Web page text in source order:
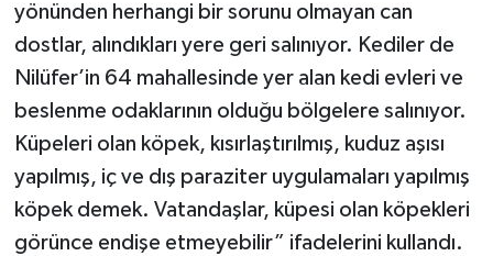
yönünden herhangi bir sorunu olmayan can
dostlar, alındıkları yere geri salınıyor. Kediler de
Nilüfer’in 64 mahallesinde yer alan kedi evleri ve
beslenme odaklarının olduğu bölgelere salınıyor.
Küpeleri olan köpek, kısırlaştırılmış, kuduz aşısı
yapılmış, iç ve dış paraziter uygulamaları yapılmış
köpek demek. Vatandaşlar, küpesi olan köpekleri
görünce endişe etmeyebilir” ifadelerini kullandı.